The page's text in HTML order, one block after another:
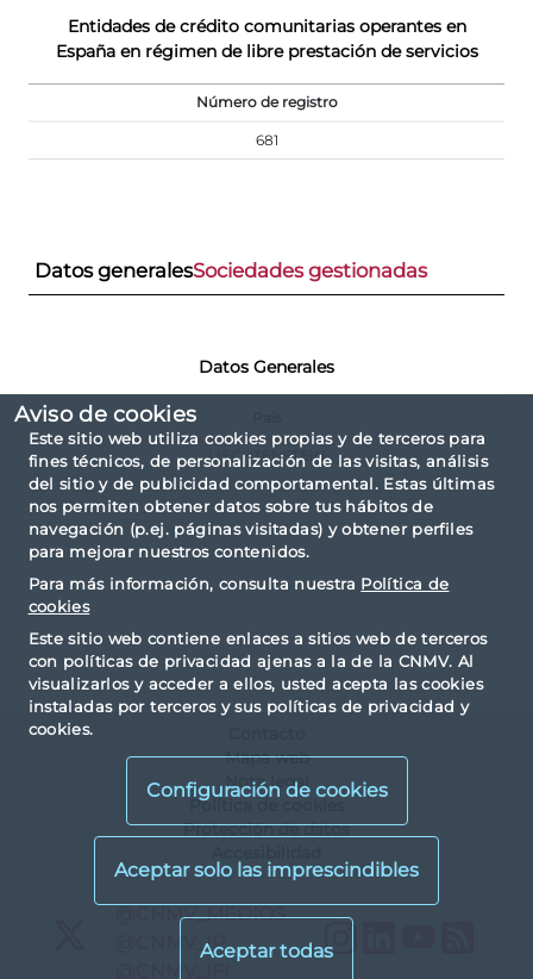
Aviso de cookies
Este sitio web utiliza cookies propias y de terceros para
fines técnicos, de personalización de las visitas, análisis
del sitio y de publicidad comportamental. Estas últimas
nos permiten obtener datos sobre tus hábitos de
navegación (p.ej. páginas visitadas) y obtener perfiles
para mejorar nuestros contenidos.
Para más información, consulta nuestra Política de
cookies
Este sitio web contiene enlaces a sitios web de terceros
con políticas de privacidad ajenas a la de la CNMV. Al
visualizarlos y acceder a ellos, usted acepta las cookies
instaladas por terceros y sus políticas de privacidad y
cookies.
Configuración de cookies
Entidades de crédito comunitarias operantes en
España en régimen de libre prestación de servicios
Número de registro
681
Datos generalesSociedades gestionadas
Datos Generales
LIECHTENSTEIN
Mapa web
Nota legal
Política de cookies
Protección de datos
@CNMV_MEDIOS
@CNMV_IP